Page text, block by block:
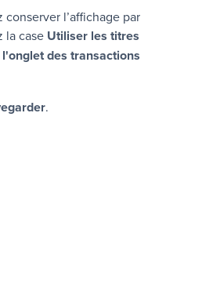
conserver l’affichage par
la case Utiliser les titres
des transactions
.